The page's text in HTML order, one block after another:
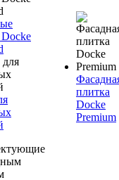
плитка
Docke
Premium